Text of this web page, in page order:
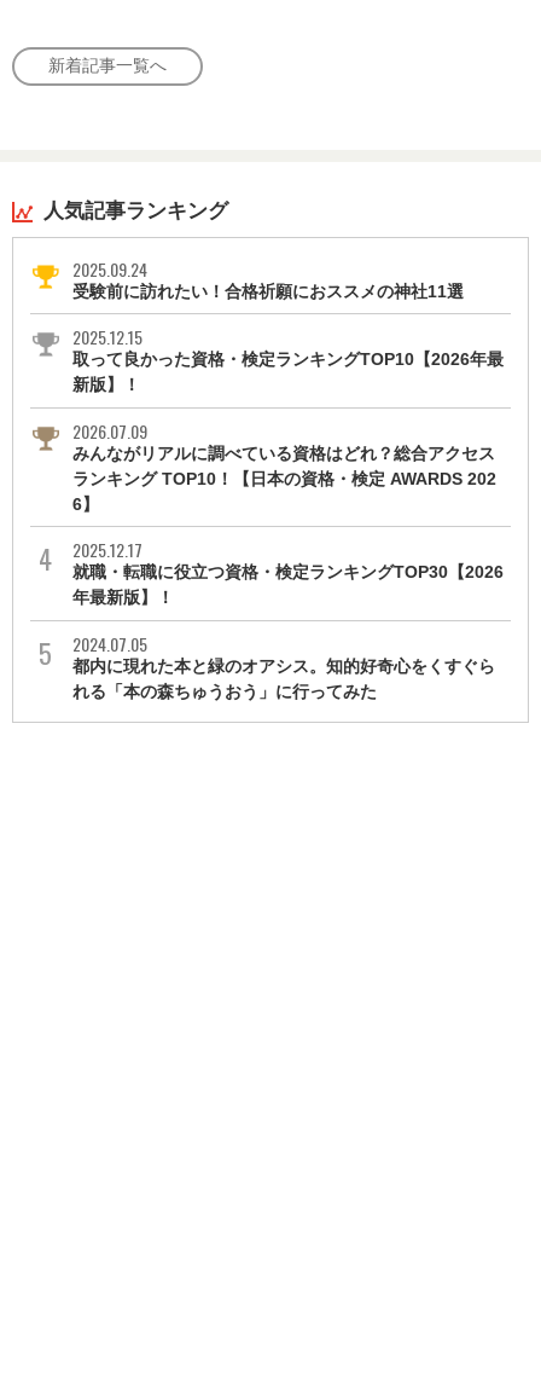
新着記事一覧へ
人気記事ランキング
2025.09.24
受験前に訪れたい！合格祈願におススメの神社11選
2025.12.15
取って良かった資格・検定ランキングTOP10【2026年最
新版】！
2026.07.09
みんながリアルに調べている資格はどれ？総合アクセス
ランキング TOP10！【日本の資格・検定 AWARDS 202
6】
2025.12.17
就職・転職に役立つ資格・検定ランキングTOP30【2026
年最新版】！
2024.07.05
都内に現れた本と緑のオアシス。知的好奇心をくすぐら
れる「本の森ちゅうおう」に行ってみた